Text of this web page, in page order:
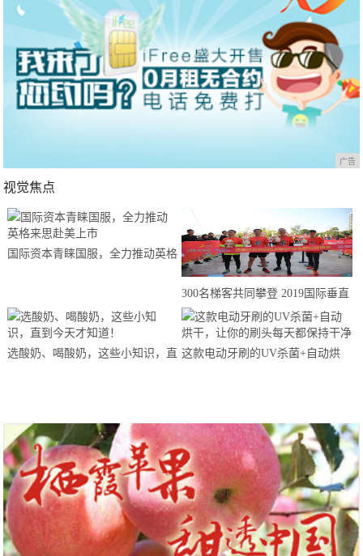
广告
视觉焦点
国际资本青睐国服，全力推动英格
300名梯客共同攀登 2019国际垂直
马拉松超级精英赛顺德海骏达中心
站欢乐开跑
选酸奶、喝酸奶，这些小知识，直 这款电动牙刷的UV杀菌+自动烘